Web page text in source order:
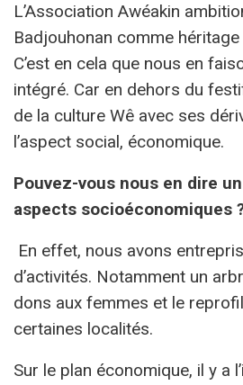
L’Association Awéakin
Badjouhonan comme héritage
C’est en cela que nous en
intégré. Car en dehors du
de la culture Wê avec ses
l’aspect social, économique.
Pouvez-vous nous en dire
aspects socioéconomiques
En effet, nous avons
d’activités. Notamment un
dons aux femmes et le
certaines localités.
Sur le plan économique, il y a